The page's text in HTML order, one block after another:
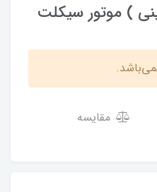
) موتور سیکلت
مقایسه